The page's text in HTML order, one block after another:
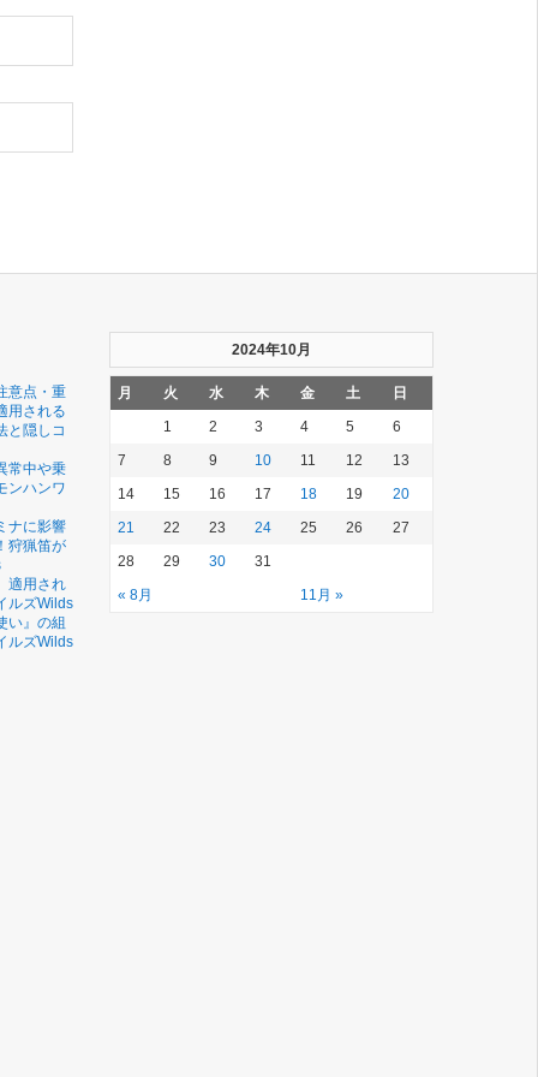
意点・重
用される
と隠しコ
常中や乗
ンハンワ
ナに影響
狩猟笛が
適用され
ルズWilds
い』の組
ルズWilds
2024年10月
月 火 水 木 金 土 日
« 8月 11月 »
1 2 3 4 5
6
7
8 9 10 11 12
13
14
15 16 17 18 19
20
21
22 23 24 25 26
27
28
29 30 31